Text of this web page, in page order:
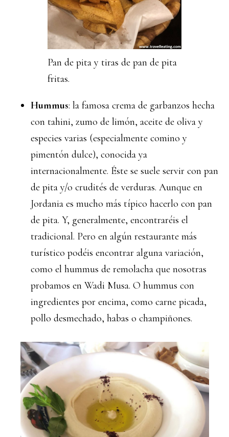
Pan de pita y tiras de pan de pita
fritas.
Hummus: la famosa crema de garbanzos hecha
con tahini, zumo de limón, aceite de oliva y
especies varias (especialmente comino y
pimentón dulce), conocida ya
internacionalmente. Éste se suele servir con pan
de pita y/o crudités de verduras. Aunque en
Jordania es mucho más típico hacerlo con pan
de pita. Y, generalmente, encontraréis el
tradicional. Pero en algún restaurante más
turístico podéis encontrar alguna variación,
como el hummus de remolacha que nosotras
probamos en Wadi Musa. O hummus con
ingredientes por encima, como carne picada,
pollo desmechado, habas o champiñones.